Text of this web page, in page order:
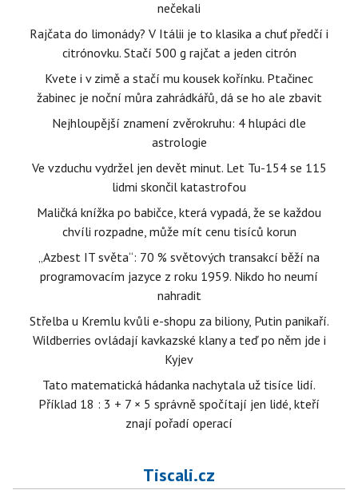
nečekali
Rajčata do limonády? V Itálii je to klasika a chuť předčí i
citrónovku. Stačí 500 g rajčat a jeden citrón
Kvete i v zimě a stačí mu kousek kořínku. Ptačinec
žabinec je noční můra zahrádkářů, dá se ho ale zbavit
Nejhloupější znamení zvěrokruhu: 4 hlupáci dle
astrologie
Ve vzduchu vydržel jen devět minut. Let Tu-154 se 115
lidmi skončil katastrofou
Maličká knížka po babičce, která vypadá, že se každou
chvíli rozpadne, může mít cenu tisíců korun
„Azbest IT světa“: 70 % světových transakcí běží na
programovacím jazyce z roku 1959. Nikdo ho neumí
nahradit
Střelba u Kremlu kvůli e-shopu za biliony, Putin panikaří.
Wildberries ovládají kavkazské klany a teď po něm jde i
Kyjev
Tato matematická hádanka nachytala už tisíce lidí.
Příklad 18 : 3 + 7 × 5 správně spočítají jen lidé, kteří
znají pořadí operací
Tiscali.cz